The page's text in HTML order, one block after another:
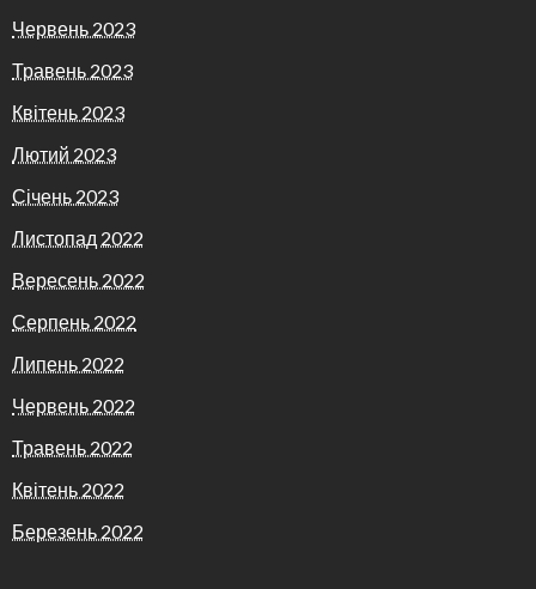
Червень 2023
Травень 2023
Квітень 2023
Лютий 2023
Січень 2023
Листопад 2022
Вересень 2022
Серпень 2022
Липень 2022
Червень 2022
Травень 2022
Квітень 2022
Березень 2022